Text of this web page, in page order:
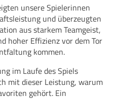
unsere Spielerinnen
und überzeugten
aus starkem Teamgeist,
hoher Effizienz vor dem Tor
kommen.
im Laufe des Spiels
mit dieser Leistung, warum
gehört. Ein